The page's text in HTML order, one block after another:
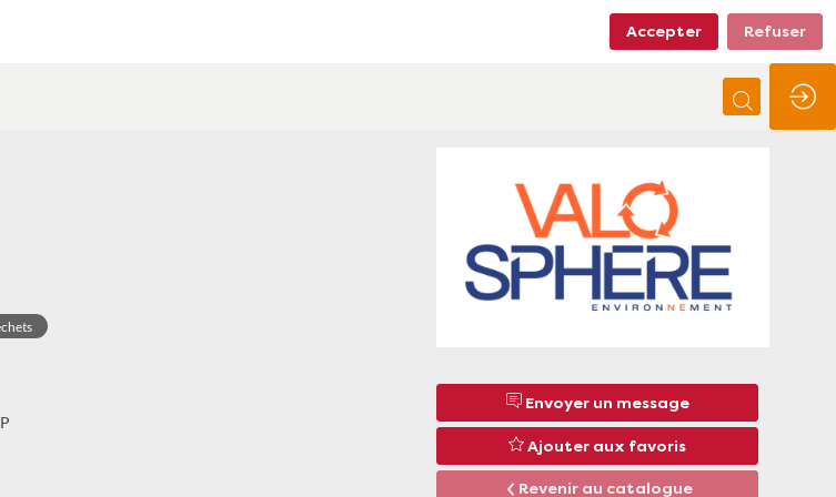
Envoyer un message
Ajouter aux favoris
Revenir au catalogue
Accepter Refuser